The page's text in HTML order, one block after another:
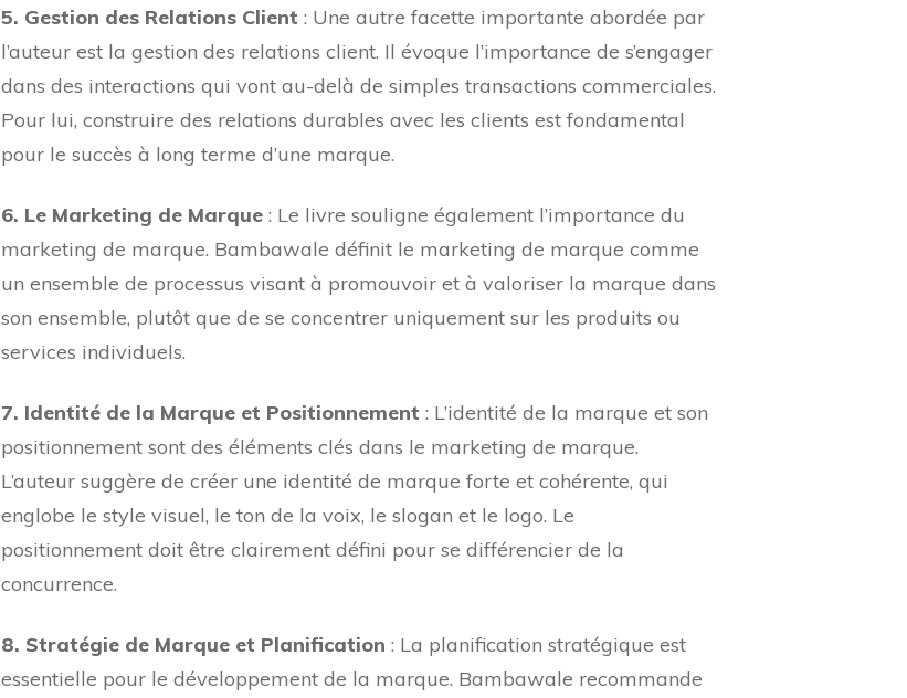
5. Gestion des Relations Client : Une autre facette importante abordée par
l’auteur est la gestion des relations client. Il évoque l’importance de s’engager
dans des interactions qui vont au-delà de simples transactions commerciales.
Pour lui, construire des relations durables avec les clients est fondamental
pour le succès à long terme d’une marque.
6. Le Marketing de Marque: Le livre souligne également l’importance du
marketing de marque. Bambawale définit le marketing de marque comme
un ensemble de processus visant à promouvoir et à valoriser la marque dans
son ensemble, plutôt que de se concentrer uniquement sur les produits ou
services individuels.
7. Identité de la Marque et Positionnement : L’identité de la marque et son
positionnement sont des éléments clés dans le marketing de marque.
L’auteur suggère de créer une identité de marque forte et cohérente, qui
englobe le style visuel, le ton de la voix, le slogan et le logo. Le
positionnement doit être clairement défini pour se différencier de la
concurrence.
8. Stratégie de Marque et Planification : La planification stratégique est
essentielle pour le développement de la marque. Bambawale recommande